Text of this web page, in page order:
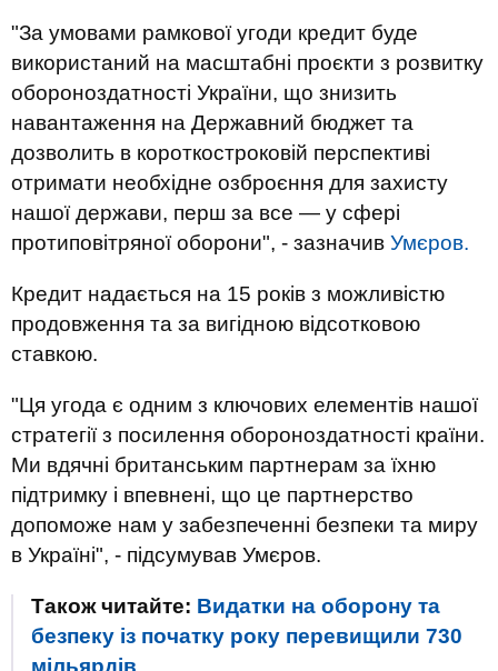
"За умовами рамкової угоди кредит буде
використаний на масштабні проєкти з розвитку
обороноздатності України, що знизить
навантаження на Державний бюджет та
дозволить в короткостроковій перспективі
отримати необхідне озброєння для захисту
нашої держави, перш за все — у сфері
протиповітряної оборони", - зазначив Умєров.
Кредит надається на 15 років з можливістю
продовження та за вигідною відсотковою
ставкою.
"Ця угода є одним з ключових елементів нашої
стратегії з посилення обороноздатності країни.
Ми вдячні британським партнерам за їхню
підтримку і впевнені, що це партнерство
допоможе нам у забезпеченні безпеки та миру
в Україні", - підсумував Умєров.
Також читайте: Видатки на оборону та
безпеку із початку року перевищили 730
мільярдів